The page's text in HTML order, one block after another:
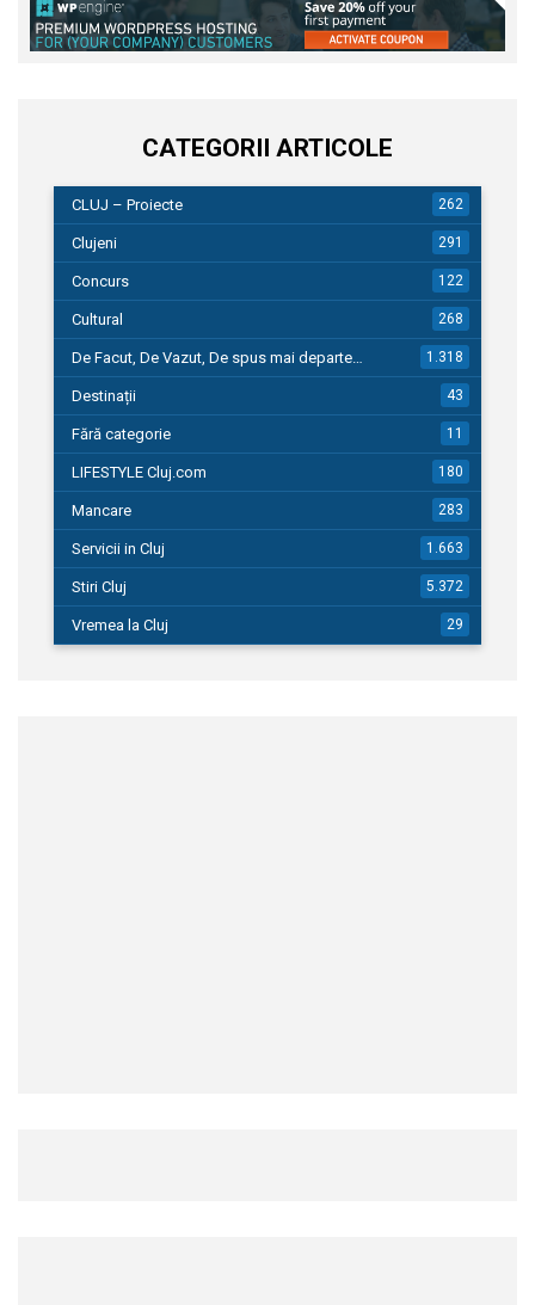
CATEGORII ARTICOLE
CLUJ – Proiecte 262
Clujeni 291
Concurs 122
Cultural 268
De Facut, De Vazut, De spus mai departe… 1.318
Destinații 43
Fără categorie 11
LIFESTYLE Cluj.com 180
Mancare 283
Servicii in Cluj 1.663
Stiri Cluj 5.372
Vremea la Cluj 29